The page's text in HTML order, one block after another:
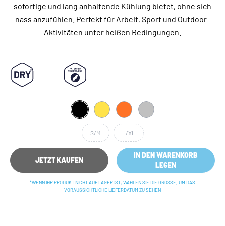
sofortige und lang anhaltende Kühlung bietet, ohne sich
nass anzufühlen. Perfekt für Arbeit, Sport und Outdoor-
Aktivitäten unter heißen Bedingungen.
S/M L/XL
JETZT KAUFEN
IN DEN WARENKORB
LEGEN
*WENN IHR PRODUKT NICHT AUF LAGER IST, WÄHLEN SIE DIE GRÖSSE, UM DAS V
ORAUSSICHTLICHE LIEFERDATUM ZU SEHEN